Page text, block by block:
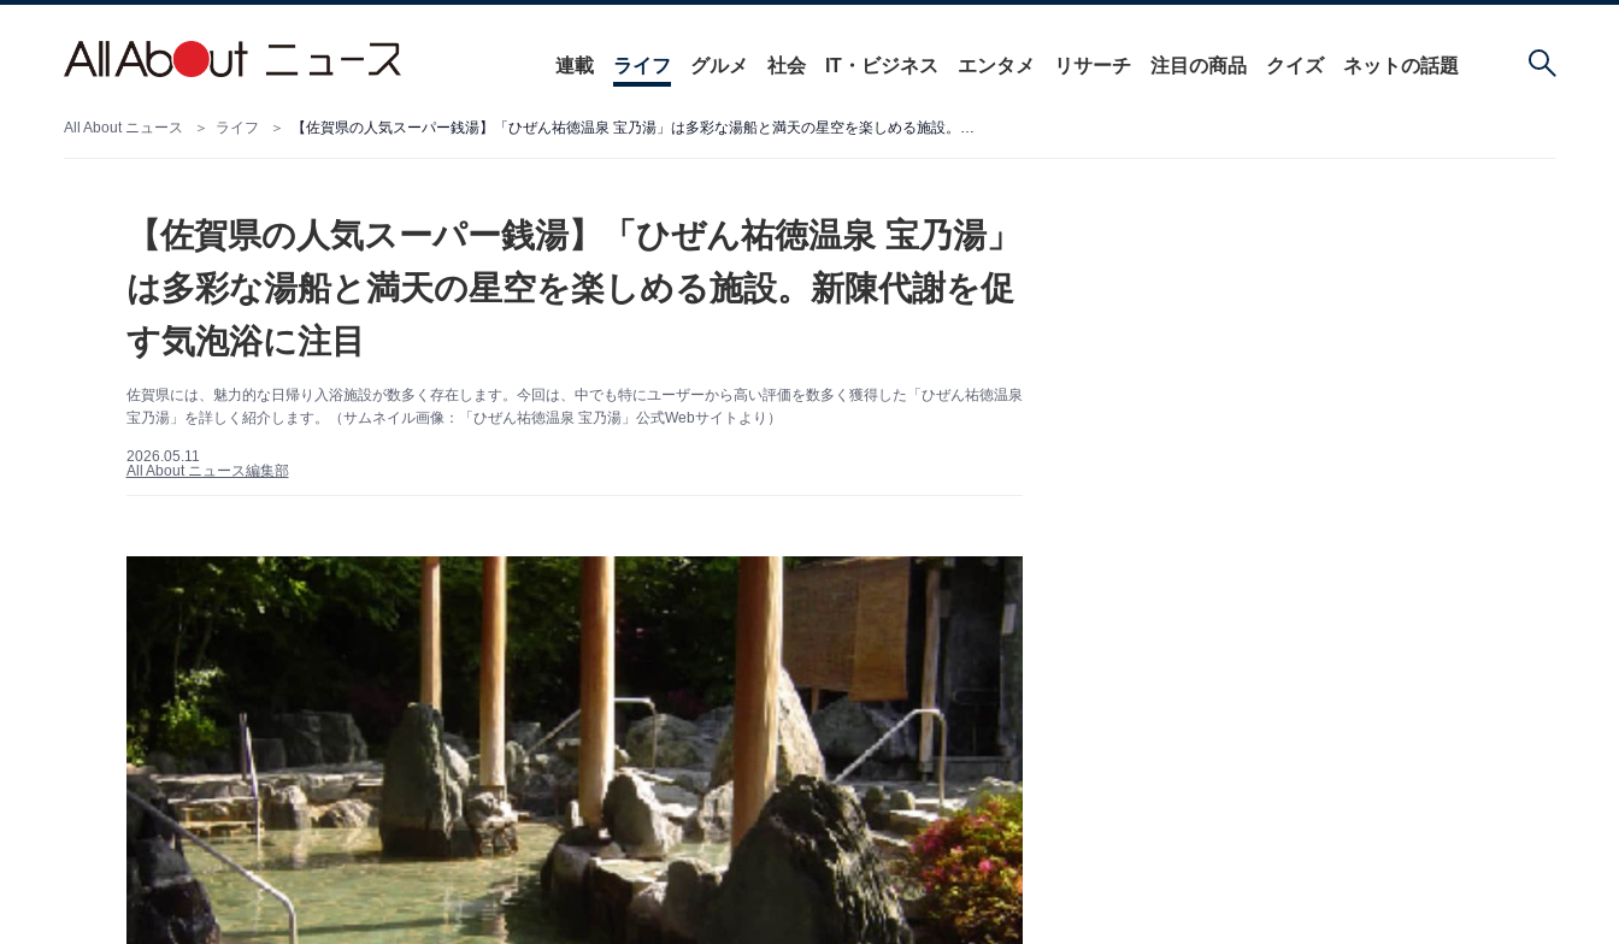
連載 ライフ グルメ 社会 IT・ビジネス エンタメ リサーチ 注目の商品 クイズ ネットの話題
All About ニュース ライフ 【佐賀県の人気スーパー銭湯】「ひぜん祐徳温泉 宝乃湯」は多彩な湯船と満天の星空を楽しめる施設。新陳代謝を促す気泡浴に注目
【佐賀県の人気スーパー銭湯】「ひぜん祐徳温泉 宝乃湯」
は多彩な湯船と満天の星空を楽しめる施設。新陳代謝を促
す気泡浴に注目
佐賀県には、魅力的な日帰り入浴施設が数多く存在します。今回は、中でも特にユーザーから高い評価を数多く獲得した「ひぜん祐徳温泉
宝乃湯」を詳しく紹介します。（サムネイル画像：「ひぜん祐徳温泉 宝乃湯」公式Webサイトより）
2026.05.11
All About ニュース編集部